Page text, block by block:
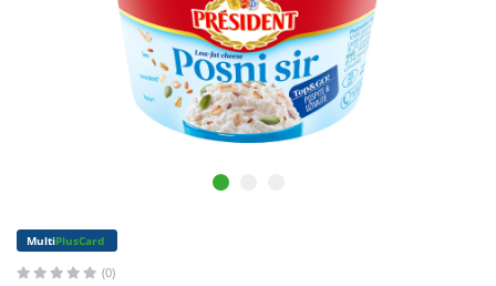
MultiPlusCard
(0)